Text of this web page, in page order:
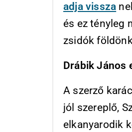
adja vissza
és ez tényleg
zsidók
Drábik János
A szerző
jól szereplő,
elkanyarodik